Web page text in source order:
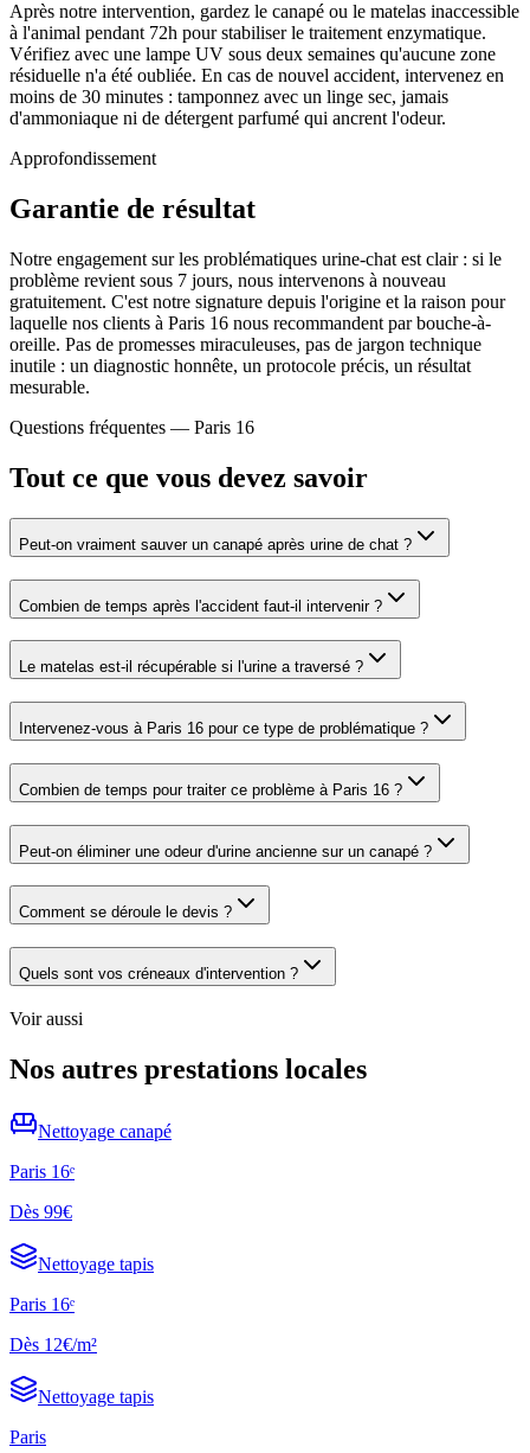
Après notre intervention, gardez le canapé ou le matelas inaccessible
à l'animal pendant 72h pour stabiliser le traitement enzymatique.
Vérifiez avec une lampe UV sous deux semaines qu'aucune zone
résiduelle n'a été oubliée. En cas de nouvel accident, intervenez en
moins de 30 minutes : tamponnez avec un linge sec, jamais
d'ammoniaque ni de détergent parfumé qui ancrent l'odeur.
Approfondissement
Garantie de résultat
Notre engagement sur les problématiques urine-chat est clair : si le
problème revient sous 7 jours, nous intervenons à nouveau
gratuitement. C'est notre signature depuis l'origine et la raison pour
laquelle nos clients à Paris 16 nous recommandent par bouche-à-
oreille. Pas de promesses miraculeuses, pas de jargon technique
inutile : un diagnostic honnête, un protocole précis, un résultat
mesurable.
Questions fréquentes — Paris 16
Tout ce que vous devez savoir
Peut-on vraiment sauver un canapé après urine de chat ?
Combien de temps après l'accident faut-il intervenir ?
Le matelas est-il récupérable si l'urine a traversé ?
Intervenez-vous à Paris 16 pour ce type de problématique ?
Combien de temps pour traiter ce problème à Paris 16 ?
Peut-on éliminer une odeur d'urine ancienne sur un canapé ?
Comment se déroule le devis ?
Quels sont vos créneaux d'intervention ?
Voir aussi
Nos autres prestations locales
Nettoyage canapé
Paris 16ᵉ
Dès 99€
Nettoyage tapis
Paris 16ᵉ
Dès 12€/m²
Nettoyage tapis
Paris